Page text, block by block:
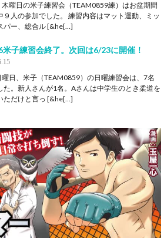
曜日の米子練習会（TEAM0859練）はお盆期間
９人の参加でした。 練習内容はマット運動、ミッ
パー、総合ル [&he[…]
子練習会終了。次回は6/23に開催！
日、米子（TEAM0859）の日曜練習会は、7名
た。新人さんが1名。Aさんは中学生のとき柔道を
ただけと言っ [&he[…]